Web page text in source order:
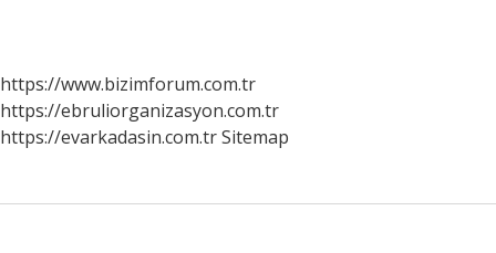
https://www.bizimforum.com.tr
https://ebruliorganizasyon.com.tr
https://evarkadasin.com.trSitemap